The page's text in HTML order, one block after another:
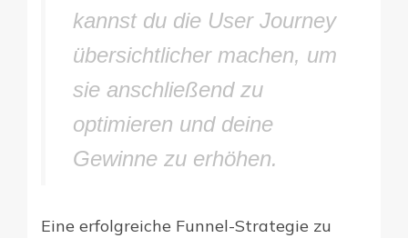
kannst du die User Journey
übersichtlicher machen, um
sie anschließend zu
optimieren und deine
Gewinne zu erhöhen.
Eine erfolgreiche Funnel-Strategie zu